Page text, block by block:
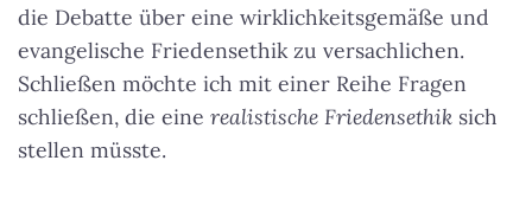
die Debatte über eine wirklichkeitsgemäße und
evangelische Friedensethik zu versachlichen.
Schließen möchte ich mit einer Reihe Fragen
schließen, die eine realistische Friedensethik sich
stellen müsste.